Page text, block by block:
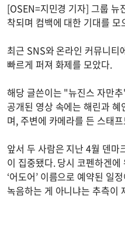
[OSEN=지민경 기자] 그룹 뉴
착되며 컴백에 대한 기대를 모
최근 SNS와 온라인 커뮤니티
빠르게 퍼져 화제를 모았다.
해당 글쓴이는 "뉴진스 자만
공개된 영상 속에는 해린과
며, 주변에 카메라를 든 스태
앞서 두 사람은 지난 4월 덴마
이 집중됐다. 당시 코펜하겐
‘어도어’ 이름으로 예약된 일
녹음하는 게 아니냐는 추측이